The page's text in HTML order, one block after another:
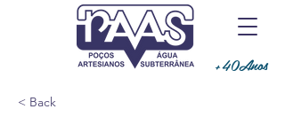
+40Anos
< Back